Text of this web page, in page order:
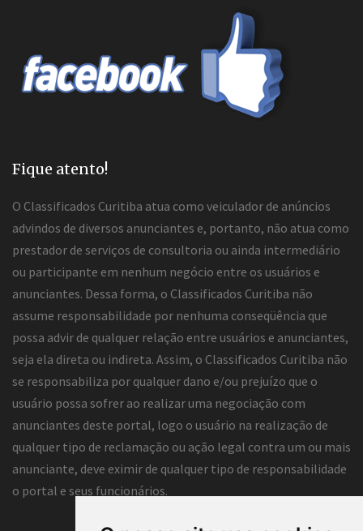
Fique atento!
O Classificados Curitiba atua como veiculador de anúncios
advindos de diversos anunciantes e, portanto, não atua como
prestador de serviços de consultoria ou ainda intermediário
ou participante em nenhum negócio entre os usuários e
anunciantes. Dessa forma, o Classificados Curitiba não
assume responsabilidade por nenhuma conseqüência que
possa advir de qualquer relação entre usuários e anunciantes,
seja ela direta ou indireta. Assim, o Classificados Curitiba não
se responsabiliza por qualquer dano e/ou prejuízo que o
usuário possa sofrer ao realizar uma negociação com
anunciantes deste portal, logo o usuário na realização de
qualquer tipo de reclamação ou ação legal contra um ou mais
anunciante, deve eximir de qualquer tipo de responsabilidade
o portal e seus funcionários.